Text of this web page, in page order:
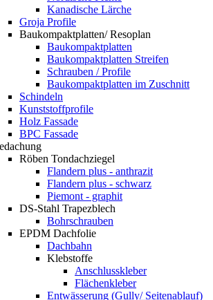
Kanadische Lärche
Groja Profile
Baukompaktplatten/ Resoplan
Baukompaktplatten
Baukompaktplatten Streifen
Schrauben / Profile
Baukompaktplatten im Zuschnitt
Schindeln
Kunststoffprofile
Holz Fassade
BPC Fassade
Röben Tondachziegel
Flandern plus - anthrazit
Flandern plus - schwarz
Piemont - graphit
DS-Stahl Trapezblech
Bohrschrauben
EPDM Dachfolie
Dachbahn
Klebstoffe
Anschlusskleber
Flächenkleber
Entwässerung (Gully/ Seitenablauf)